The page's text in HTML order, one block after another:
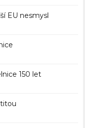
EU nesmysl
150 let